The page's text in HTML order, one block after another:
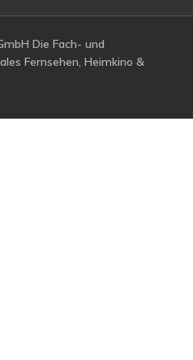
Die Fach- und
Fernsehen, Heimkino &